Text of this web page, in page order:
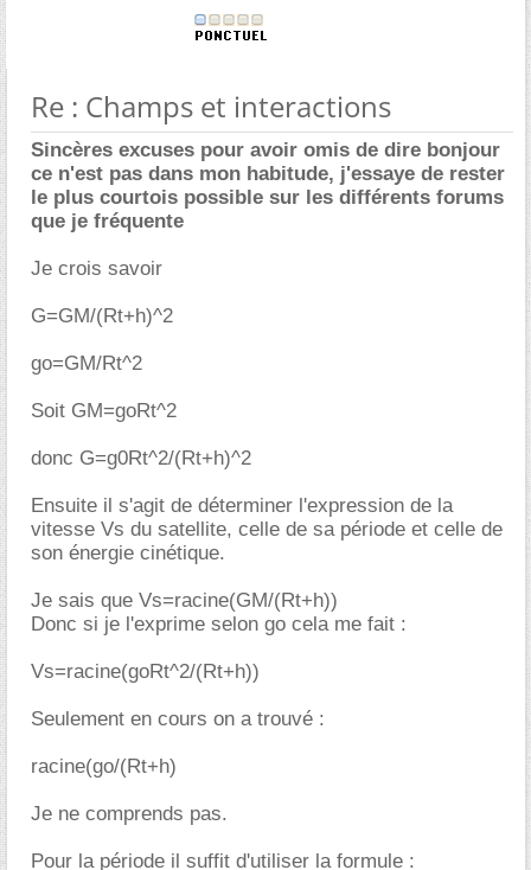
Re : Champs et interactions
Sincères excuses pour avoir omis de dire bonjour
ce n'est pas dans mon habitude, j'essaye de rester
le plus courtois possible sur les différents forums
que je fréquente
Je crois savoir
G=GM/(Rt+h)^2
go=GM/Rt^2
Soit GM=goRt^2
donc G=g0Rt^2/(Rt+h)^2
Ensuite il s'agit de déterminer l'expression de la
vitesse Vs du satellite, celle de sa période et celle de
son énergie cinétique.
Je sais que Vs=racine(GM/(Rt+h))
Donc si je l'exprime selon go cela me fait :
Vs=racine(goRt^2/(Rt+h))
Seulement en cours on a trouvé :
racine(go/(Rt+h)
Je ne comprends pas.
Pour la période il suffit d'utiliser la formule :